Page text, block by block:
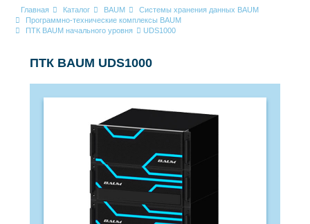
Главная Каталог BAUM
Системы хранения данных BAUM
Программно-технические комплексы BAUM
ПТК BAUM начального уровня
UDS1000
ПТК BAUM UDS1000